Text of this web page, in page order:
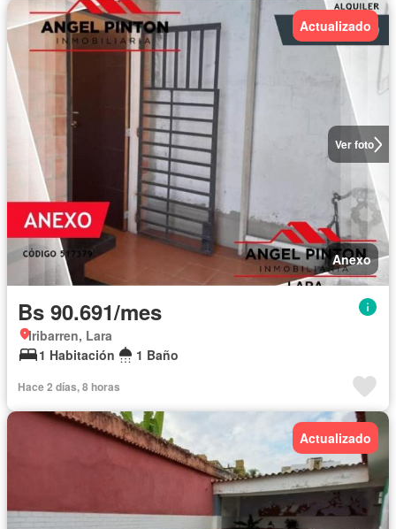
Ver foto
Actualizado
Anexo
Bs 90.691/mes
Iribarren, Lara
1 Habitación
1 Baño
Hace 2 días, 8 horas
Actualizado